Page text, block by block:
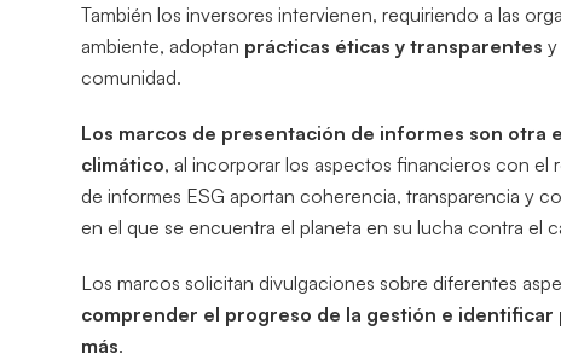
También los inversores intervienen, requiriendo a las
ambiente, adoptan prácticas éticas y transparentes y
comunidad.
Los marcos de presentación de informes son
climático, al incorporar los aspectos financieros con el
de informes ESG aportan coherencia, transparencia y
en el que se encuentra el planeta en su lucha contra el
Los marcos solicitan divulgaciones sobre diferentes
comprender el progreso de la gestión e
más.